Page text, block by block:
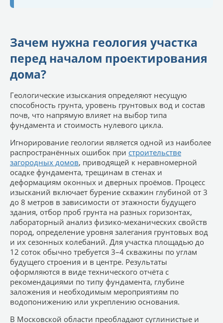
Зачем нужна геология участка
перед началом проектирования
дома?
Геологические изыскания определяют несущую
способность грунта, уровень грунтовых вод и состав
почв, что напрямую влияет на выбор типа
фундамента и стоимость нулевого цикла.
Игнорирование геологии является одной из наиболее
распространённых ошибок при строительстве
загородных домов, приводящей к неравномерной
осадке фундамента, трещинам в стенах и
деформациям оконных и дверных проёмов. Процесс
изысканий включает бурение скважин глубиной от 3
до 8 метров в зависимости от этажности будущего
здания, отбор проб грунта на разных горизонтах,
лабораторный анализ физико-механических свойств
пород, определение уровня залегания грунтовых вод
и их сезонных колебаний. Для участка площадью до
12 соток обычно требуется 3–4 скважины по углам
будущего строения и в центре. Результаты
оформляются в виде технического отчёта с
рекомендациями по типу фундамента, глубине
заложения и необходимым мероприятиям по
водопонижению или укреплению основания.
В Московской области преобладают суглинистые и